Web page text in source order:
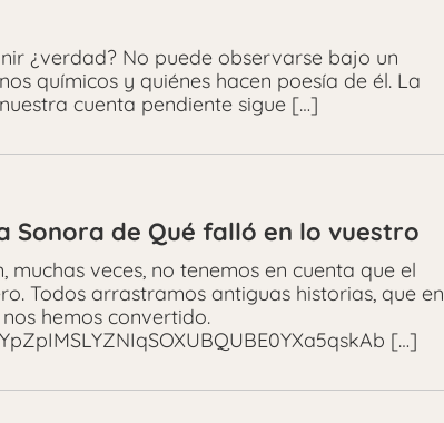
¿verdad? No puede observarse bajo un
químicos y quiénes hacen poesía de él. La
cuenta pendiente sigue […]
de Qué falló en lo vuestro
veces, no tenemos en cuenta que el
Todos arrastramos antiguas historias, que en
hemos convertido.
[…]